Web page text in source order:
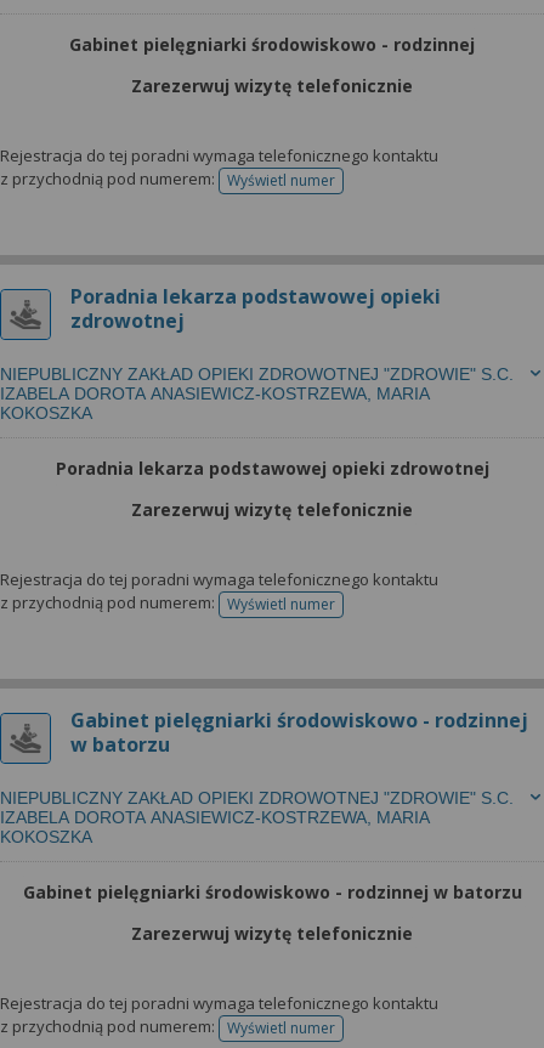
Gabinet pielęgniarki środowiskowo - rodzinnej
Zarezerwuj wizytę telefonicznie
Rejestracja do tej poradni wymaga telefonicznego kontaktu
z przychodnią pod numerem:
Wyświetl numertelefonu do rejestracji
Poradnia lekarza podstawowej opieki
zdrowotnej
NIEPUBLICZNY ZAKŁAD OPIEKI ZDROWOTNEJ "ZDROWIE" S.C.
IZABELA DOROTA ANASIEWICZ-KOSTRZEWA, MARIA
KOKOSZKA
Poradnia lekarza podstawowej opieki zdrowotnej
Zarezerwuj wizytę telefonicznie
Rejestracja do tej poradni wymaga telefonicznego kontaktu
z przychodnią pod numerem:
Wyświetl numertelefonu do rejestracji
Gabinet pielęgniarki środowiskowo - rodzinnej
w batorzu
NIEPUBLICZNY ZAKŁAD OPIEKI ZDROWOTNEJ "ZDROWIE" S.C.
IZABELA DOROTA ANASIEWICZ-KOSTRZEWA, MARIA
KOKOSZKA
Gabinet pielęgniarki środowiskowo - rodzinnej w batorzu
Zarezerwuj wizytę telefonicznie
Rejestracja do tej poradni wymaga telefonicznego kontaktu
z przychodnią pod numerem:
Wyświetl numertelefonu do rejestracji